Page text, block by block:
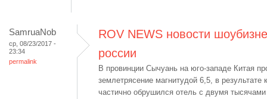
SamruaNob
ср, 08/23/2017 -
23:34
permalink
ROV NEWS новости
россии
В провинции Сычуань на юго-западе Китая
землетрясение магнитудой 6,5, в результате
частично обрушился отель с двумя